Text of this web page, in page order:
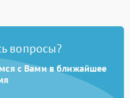
вопросы?
с Вами в ближайшее